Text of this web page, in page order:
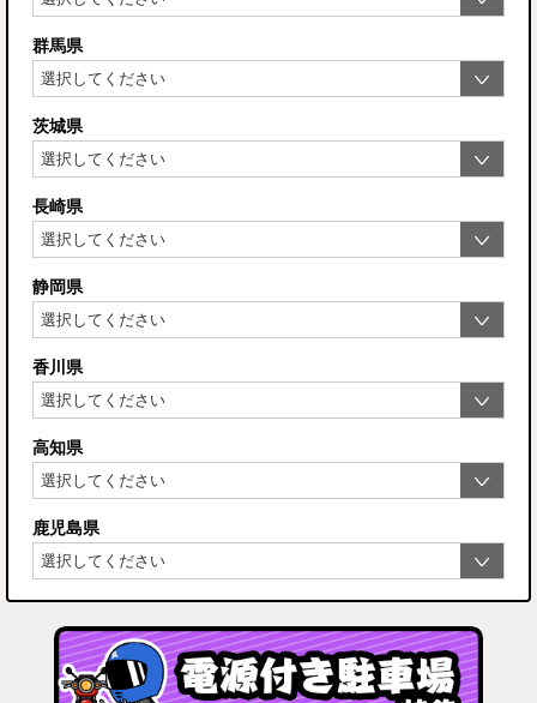
群馬県
茨城県
長崎県
静岡県
香川県
高知県
鹿児島県